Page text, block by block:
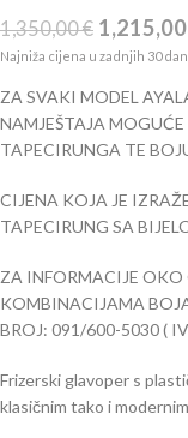
1,350,00€ 1,215,00
Najniža cijena u zadnjih 30
ZA SVAKI MODEL
NAMJEŠTAJA
TAPECIRUNGA TE
CIJENA KOJA JE
TAPECIRUNG SA
ZA INFORMACIJE
KOMBINACIJAMA
BROJ: 091/600-5030 (
Frizerski glavoper s
klasičnim tako i